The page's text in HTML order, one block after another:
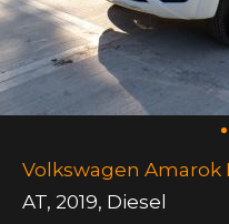
Volkswagen Amarok
AT, 2019, Diesel